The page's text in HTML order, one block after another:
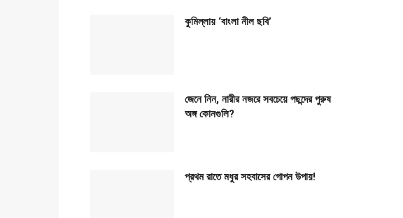
কুমিল্লায় ‘বাংলা নীল ছবি’
জেনে নিন, নারীর নজরে সবচেয়ে পছন্দের পুরুষ
অঙ্গ কোনগুলি?
প্রথম রাতে মধুর সহবাসের গোপন উপায়!